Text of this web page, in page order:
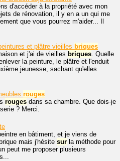
d'accéder à la propriété avec mon
de rénovation, il y en a un qui me
que vous pourrez m'aider... Il
et plâtre vieilles briques
et j'ai de vieilles briques. Quelle
la peinture, le plâtre et l'enduit
jeunesse, sachant qu'elles
rouges
rouges dans sa chambre. Que dois-je
? Merci.
en bâtiment, et je viens de
mais j'hésite sur la méthode pour
peut me proposer plusieurs